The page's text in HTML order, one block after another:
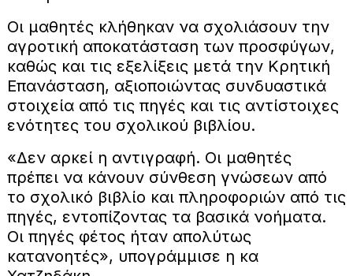
Οι μαθητές κλήθηκαν να σχολιάσουν την
αγροτική αποκατάσταση των προσφύγων,
καθώς και τις εξελίξεις μετά την Κρητική
Επανάσταση, αξιοποιώντας συνδυαστικά
στοιχεία από τις πηγές και τις αντίστοιχες
ενότητες του σχολικού βιβλίου.
«Δεν αρκεί η αντιγραφή. Οι μαθητές
πρέπει να κάνουν σύνθεση γνώσεων από
το σχολικό βιβλίο και πληροφοριών από τις
πηγές, εντοπίζοντας τα βασικά νοήματα.
Οι πηγές φέτος ήταν απολύτως
κατανοητές», υπογράμμισε η κα